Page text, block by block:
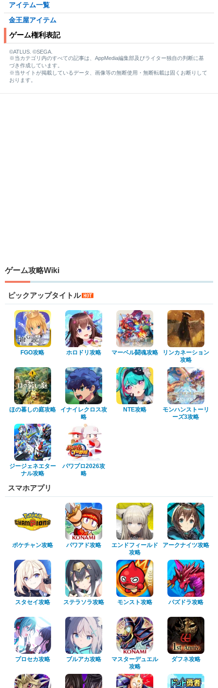
アイテム一覧
金王屋アイテム
ゲーム権利表記
©ATLUS. ©SEGA.
※当カテゴリ内のすべての記事は、AppMedia編集部及びライター独自の判断に基
づき作成しています。
※当サイトが掲載しているデータ、画像等の無断使用・無断転載は固くお断りして
おります。
ゲーム攻略Wiki
ピックアップタイトル
FGO攻略 ホロドリ攻略 マーベル闘魂攻略
リンカネーション
攻略
ほの暮しの庭攻略
イナイレクロス攻
略
NTE攻略
モンハンストーリ
ーズ3攻略
ジージェネエター
ナル攻略
パワプロ2026攻
略
スマホアプリ
ポケチャン攻略 パワアド攻略
エンドフィールド
攻略
アークナイツ攻略
スタセイ攻略 ステラソラ攻略 モンスト攻略 パズドラ攻略
プロセカ攻略 ブルアカ攻略
マスターデュエル
攻略
ダフネ攻略